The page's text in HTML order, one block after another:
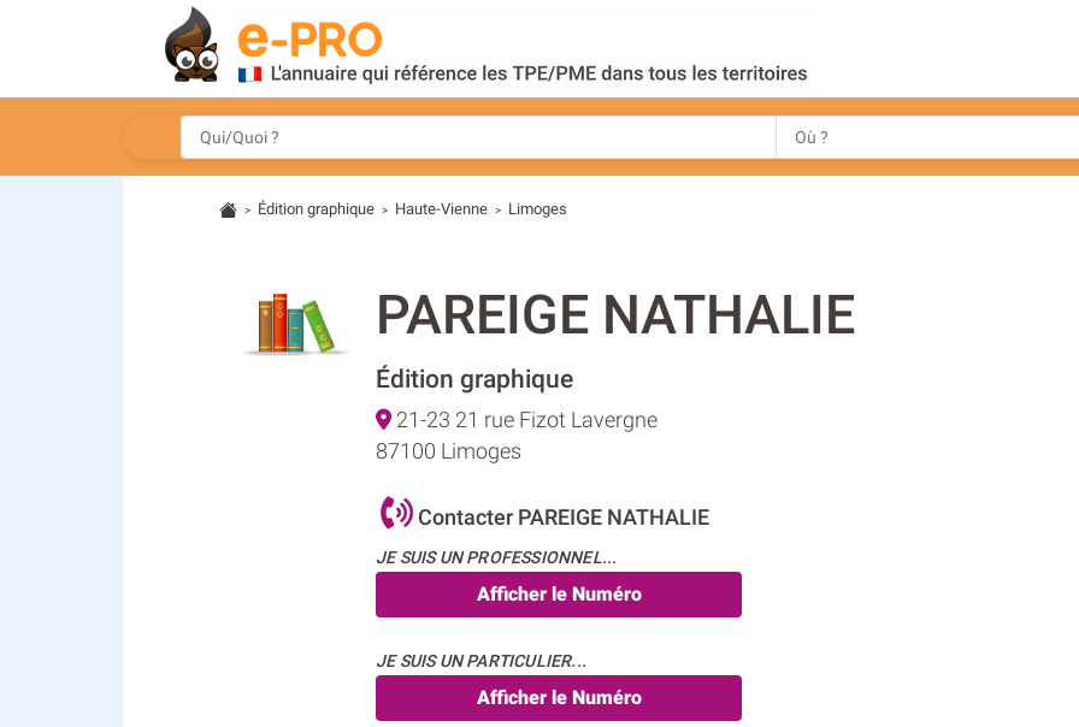
> Édition graphique > Haute-Vienne > Limoges
PAREIGE NATHALIE
Édition graphique
21-23 21 rue Fizot Lavergne
87100 Limoges
Contacter PAREIGE NATHALIE
JE SUIS UN PROFESSIONNEL...
Afficher le Numéro
JE SUIS UN PARTICULIER...
Afficher le Numéro